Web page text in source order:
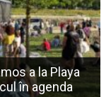
a la Playa
în agenda